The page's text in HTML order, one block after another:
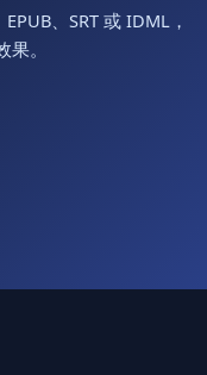
、SRT 或 IDML，
。